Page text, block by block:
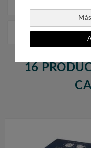
E.E.U.U. 1/2$
16